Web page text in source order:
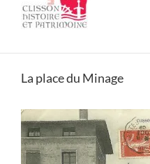
La place du Minage